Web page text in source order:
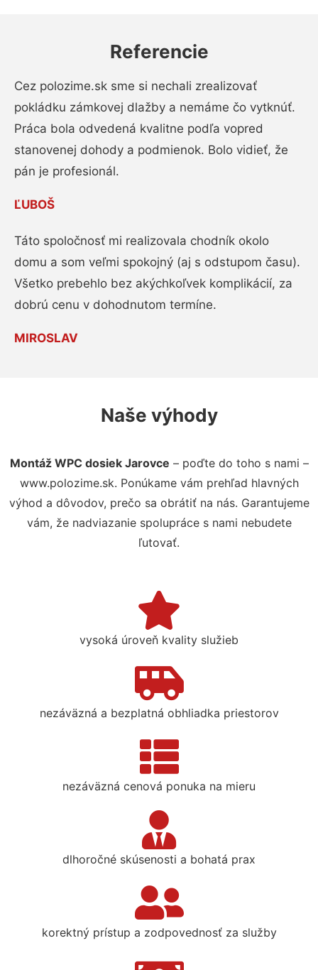
Referencie
Cez polozime.sk sme si nechali zrealizovať
pokládku zámkovej dlažby a nemáme čo vytknúť.
Práca bola odvedená kvalitne podľa vopred
stanovenej dohody a podmienok. Bolo vidieť, že
pán je profesionál.
ĽUBOŠ
Táto spoločnosť mi realizovala chodník okolo
domu a som veľmi spokojný (aj s odstupom času).
Všetko prebehlo bez akýchkoľvek komplikácií, za
dobrú cenu v dohodnutom termíne.
MIROSLAV
Naše výhody
Montáž WPC dosiek Jarovce – poďte do toho s nami –
www.polozime.sk. Ponúkame vám prehľad hlavných
výhod a dôvodov, prečo sa obrátiť na nás. Garantujeme
vám, že nadviazanie spolupráce s nami nebudete
ľutovať.
vysoká úroveň kvality služieb
nezáväzná a bezplatná obhliadka priestorov
nezáväzná cenová ponuka na mieru
dlhoročné skúsenosti a bohatá prax
korektný prístup a zodpovednosť za služby